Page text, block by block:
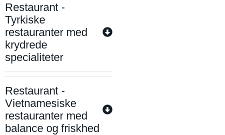
Restaurant -
Tyrkiske
restauranter med
krydrede
specialiteter
Restaurant -
Vietnamesiske
restauranter med
balance og friskhed